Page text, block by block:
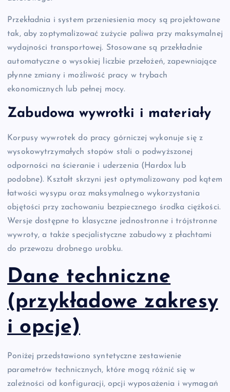
Przekładnia i system przeniesienia mocy są projektowane
tak, aby zoptymalizować zużycie paliwa przy maksymalnej
wydajności transportowej. Stosowane są przekładnie
automatyczne o wysokiej liczbie przełożeń, zapewniające
płynne zmiany i możliwość pracy w trybach
ekonomicznych lub pełnej mocy.
Zabudowa wywrotki i materiały
Korpusy wywrotek do pracy górniczej wykonuje się z
wysokowytrzymałych stopów stali o podwyższonej
odporności na ścieranie i uderzenia (Hardox lub
podobne). Kształt skrzyni jest optymalizowany pod kątem
łatwości wysypu oraz maksymalnego wykorzystania
objętości przy zachowaniu bezpiecznego środka ciężkości.
Wersje dostępne to klasyczne jednostronne i trójstronne
wywroty, a także specjalistyczne zabudowy z płachtami
do przewozu drobnego urobku.
Dane techniczne
(przykładowe zakresy
i opcje)
Poniżej przedstawiono syntetyczne zestawienie
parametrów technicznych, które mogą różnić się w
zależności od konfiguracji, opcji wyposażenia i wymagań